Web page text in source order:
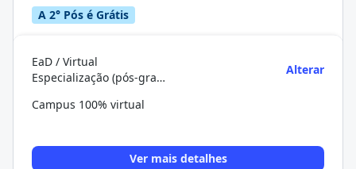
A 2° Pós é Grátis
EaD / Virtual
Especialização (pós-graduação)
Alterar
Campus 100% virtual
Ver mais detalhes